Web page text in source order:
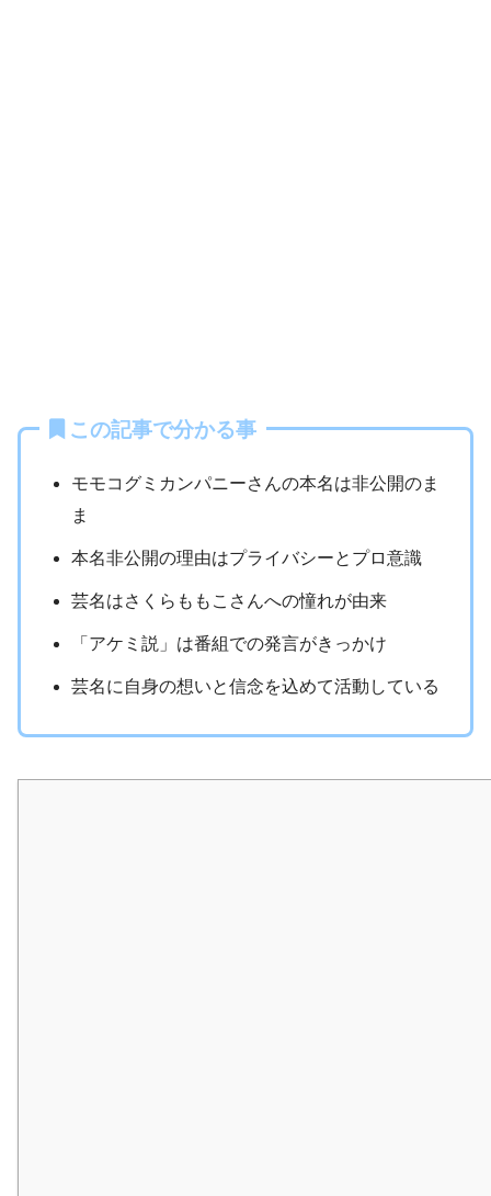
この記事で分かる事
モモコグミカンパニーさんの本名は非公開のま
ま
本名非公開の理由はプライバシーとプロ意識
芸名はさくらももこさんへの憧れが由来
「アケミ説」は番組での発言がきっかけ
芸名に自身の想いと信念を込めて活動している